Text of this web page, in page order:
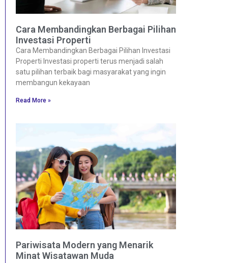
Cara Membandingkan Berbagai Pilihan
Investasi Properti
Cara Membandingkan Berbagai Pilihan Investasi
Properti Investasi properti terus menjadi salah
satu pilihan terbaik bagi masyarakat yang ingin
membangun kekayaan
Read More »
Pariwisata Modern yang Menarik
Minat Wisatawan Muda